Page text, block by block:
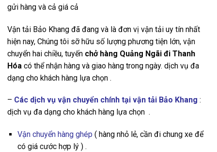
gửi hàng và cả giá cả
Vận tải Bảo Khang đã đang và là đơn vị vận tải uy tín nhất
hiện nay, Chúng tôi sỡ hữu số lượng phương tiện lớn, vận
chuyển hai chiều, tuyến chở hàng Quảng Ngãi đi Thanh
Hóa có thể nhận hàng và giao hàng trong ngày. dịch vụ đa
dạng cho khách hàng lựa chọn .
– Các dịch vụ vận chuyển chính tại vận tải Bảo Khang :
dịch vụ đa dạng cho khách hàng lựa chọn .
Vận chuyển hàng ghép ( hàng nhỏ lẻ, cần đi chung xe để
có giá cước hợp lý ) .